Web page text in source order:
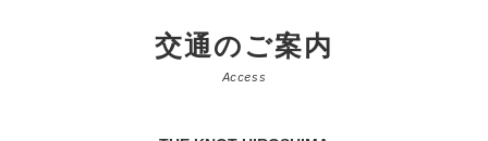
交通のご案内
Access